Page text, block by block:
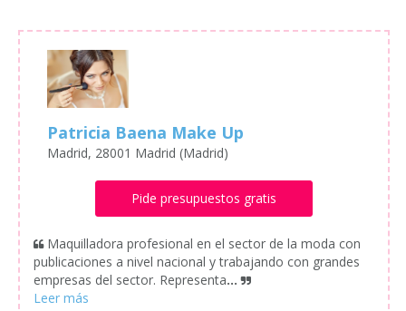
Patricia Baena Make Up
Madrid, 28001 Madrid (Madrid)
Pide presupuestos gratis
Maquilladora profesional en el sector de la moda con
publicaciones a nivel nacional y trabajando con grandes
empresas del sector. Representa...